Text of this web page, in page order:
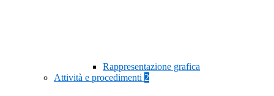
Rappresentazione grafica
Attività e procedimenti 2